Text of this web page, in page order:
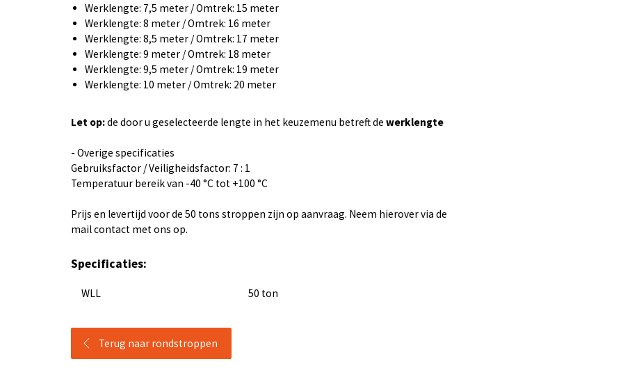
Werklengte: 7,5 meter / Omtrek: 15 meter
Werklengte: 8 meter / Omtrek: 16 meter
Werklengte: 8,5 meter / Omtrek: 17 meter
Werklengte: 9 meter / Omtrek: 18 meter
Werklengte: 9,5 meter / Omtrek: 19 meter
Werklengte: 10 meter / Omtrek: 20 meter
Let op:de door u geselecteerde lengte in het keuzemenu betreft de werklengte
- Overige specificaties
Gebruiksfactor / Veiligheidsfactor: 7 : 1
Temperatuur bereik van -40 °C tot +100 °C
Prijs en levertijd voor de 50 tons stroppen zijn op aanvraag. Neem hierover via de
mail contact met ons op.
Specificaties:
WLL 50 ton
Terug naar rondstroppen